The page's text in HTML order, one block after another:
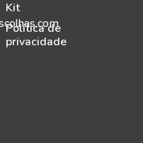
Kit
Política de
privacidade